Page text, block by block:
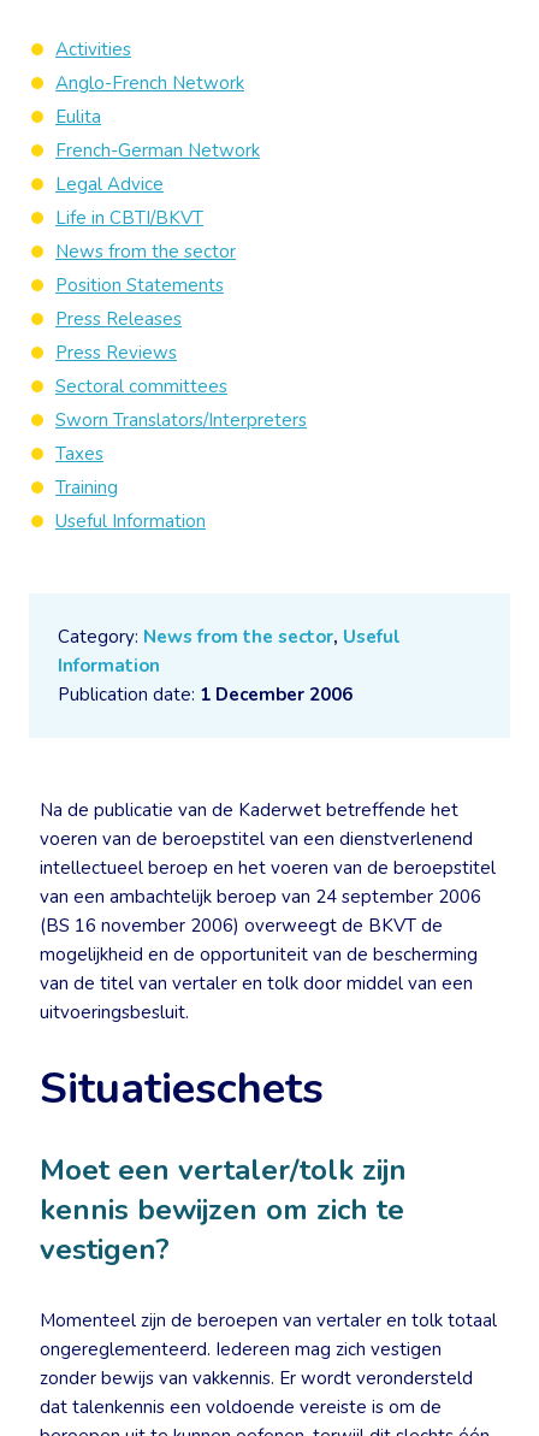
Category: News from the sector, Useful
Information
Publication date: 1 December 2006
Na de publicatie van de Kaderwet betreffende het
voeren van de beroepstitel van een dienstverlenend
intellectueel beroep en het voeren van de beroepstitel
van een ambachtelijk beroep van 24 september 2006
(BS 16 november 2006) overweegt de BKVT de
mogelijkheid en de opportuniteit van de bescherming
van de titel van vertaler en tolk door middel van een
uitvoeringsbesluit.
Situatieschets
Moet een vertaler/tolk zijn
kennis bewijzen om zich te
vestigen?
Momenteel zijn de beroepen van vertaler en tolk totaal
ongereglementeerd. Iedereen mag zich vestigen
zonder bewijs van vakkennis. Er wordt verondersteld
dat talenkennis een voldoende vereiste is om de
Activities
Anglo-French Network
Eulita
French-German Network
Legal Advice
Life in CBTI/BKVT
News from the sector
Position Statements
Press Releases
Press Reviews
Sectoral committees
Sworn Translators/Interpreters
Taxes
Training
Useful Information